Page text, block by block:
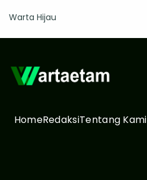
Warta Hijau
HomeRedaksiTentang Kami